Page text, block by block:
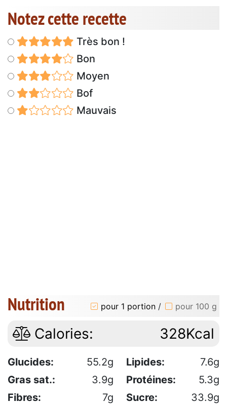
Notez cette recette
Très bon !
Bon
Moyen
Bof
Mauvais
Nutrition pour 1 portion / pour 100 g
Calories: 328Kcal
Glucides: 55.2g Lipides:
7.6g
Gras sat.:
3.9g Protéines:
5.3g
Fibres:
7g Sucre:
33.9g